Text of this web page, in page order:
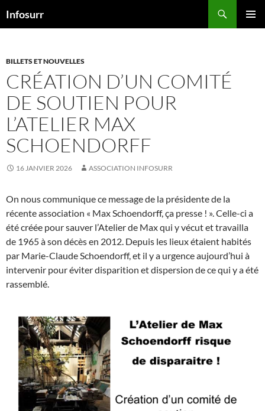
auInfosurr
BILLETS ET NOUVELLES
CRÉATION D’UN COMITÉ
DE SOUTIEN POUR
L’ATELIER MAX
SCHOENDORFF
16 JANVIER 2026 ASSOCIATION INFOSURR
On nous communique ce message de la présidente de la
récente association « Max Schoendorff, ça presse ! ». Celle-ci a
été créée pour sauver l’Atelier de Max qui y vécut et travailla
de 1965 à son décès en 2012. Depuis les lieux étaient habités
par Marie-Claude Schoendorff, et il y a urgence aujourd’hui à
intervenir pour éviter disparition et dispersion de ce qui y a été
rassemblé.